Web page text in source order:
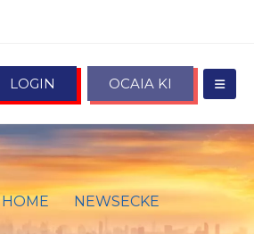
LOGIN OCAIA KI
HOME
NEWSECKE
PRÄFERENZEN: ÜBERBLICK